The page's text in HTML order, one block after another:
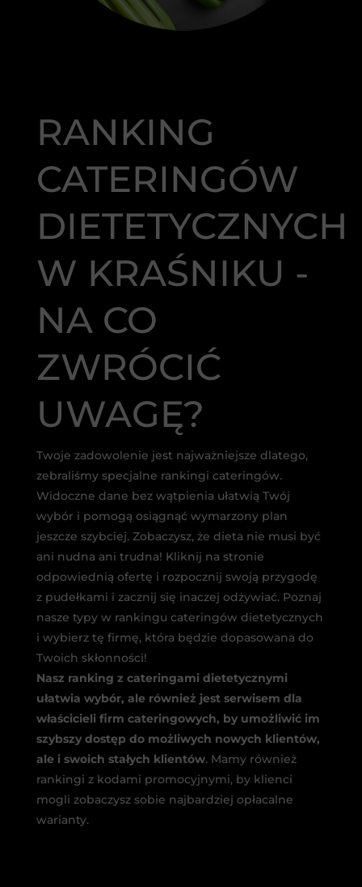
RANKING
CATERINGÓW
DIETETYCZNYCH
W KRAŚNIKU -
NA CO
ZWRÓCIĆ
UWAGĘ?
Twoje zadowolenie jest najważniejsze dlatego,
zebraliśmy specjalne rankingi cateringów.
Widoczne dane bez wątpienia ułatwią Twój
wybór i pomogą osiągnąć wymarzony plan
jeszcze szybciej. Zobaczysz, że dieta nie musi być
ani nudna ani trudna! Kliknij na stronie
odpowiednią ofertę i rozpocznij swoją przygodę
z pudełkami i zacznij się inaczej odżywiać. Poznaj
nasze typy w rankingu cateringów dietetycznych
i wybierz tę firmę, która będzie dopasowana do
Twoich skłonności!
Nasz ranking z cateringami dietetycznymi
ułatwia wybór, ale również jest serwisem dla
właścicieli firm cateringowych, by umożliwić im
szybszy dostęp do możliwych nowych klientów,
ale i swoich stałych klientów. Mamy również
rankingi z kodami promocyjnymi, by klienci
mogli zobaczysz sobie najbardziej opłacalne
warianty.